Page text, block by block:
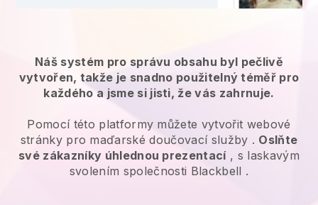
Náš systém pro správu obsahu byl pečlivě
vytvořen, takže je snadno použitelný téměř pro
každého a jsme si jisti, že vás zahrnuje.
Pomocí této platformy můžete vytvořit webové
stránky pro maďarské doučovací služby . Oslňte
své zákazníky úhlednou prezentací, s laskavým
svolením společnosti Blackbell .